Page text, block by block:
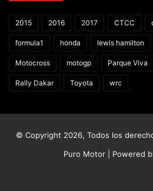
2015 2016 2017 CTCC
formula1 honda lewis hamilton
Motocross motogp Parque Viva
Rally Dakar Toyota wrc
© Copyright 2026, Todos los
Puro Motor | Powered